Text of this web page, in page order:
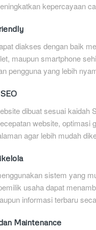
kepercayaan
diakses dengan baik
maupun smartphone
pengguna yang lebih
dibuat sesuai kaidah
website, optimasi
agar lebih mudah
sistem yang
usaha dapat
informasi terbaru
Maintenance